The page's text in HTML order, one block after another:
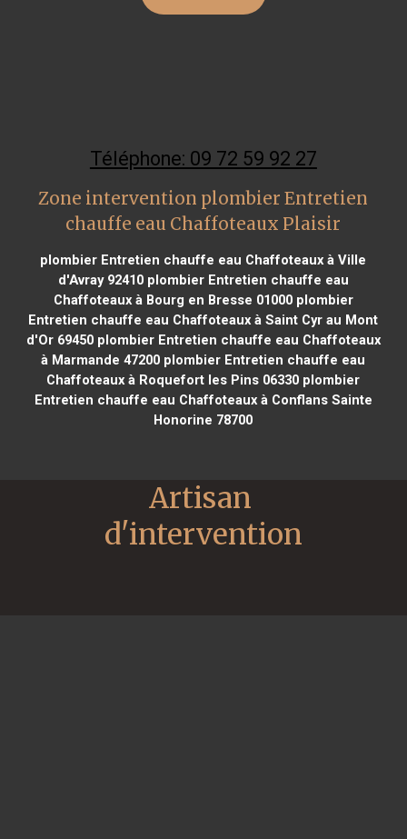
Téléphone: 09 72 59 92 27
Zone intervention plombier Entretien
chauffe eau Chaffoteaux Plaisir
plombier Entretien chauffe eau Chaffoteaux à Ville
d'Avray 92410plombier Entretien chauffe eau
Chaffoteaux à Bourg en Bresse 01000plombier
Entretien chauffe eau Chaffoteaux à Saint Cyr au Mont
d'Or 69450plombier Entretien chauffe eau Chaffoteaux
à Marmande 47200 plombier Entretien chauffe eau
Chaffoteaux à Roquefort les Pins 06330 plombier
Entretien chauffe eau Chaffoteaux à Conflans Sainte
Honorine 78700
Artisan
d'intervention